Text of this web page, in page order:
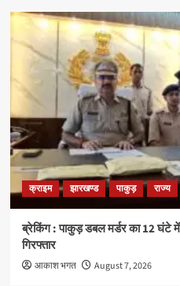
क्राइम झारखण्ड पाकुड़ राज्य
ब्रेकिंग : पाकुड़ डबल मर्डर का 12 घंटे में
गिरफ्तार
आकाश भगत August 7, 2026